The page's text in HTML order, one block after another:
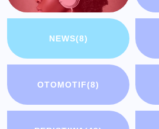
NEWS(8)
OTOMOTIF(8)